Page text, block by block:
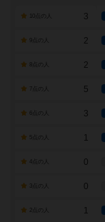
3
9点の人 2
2
7点の人 5
3
1
0
0
1